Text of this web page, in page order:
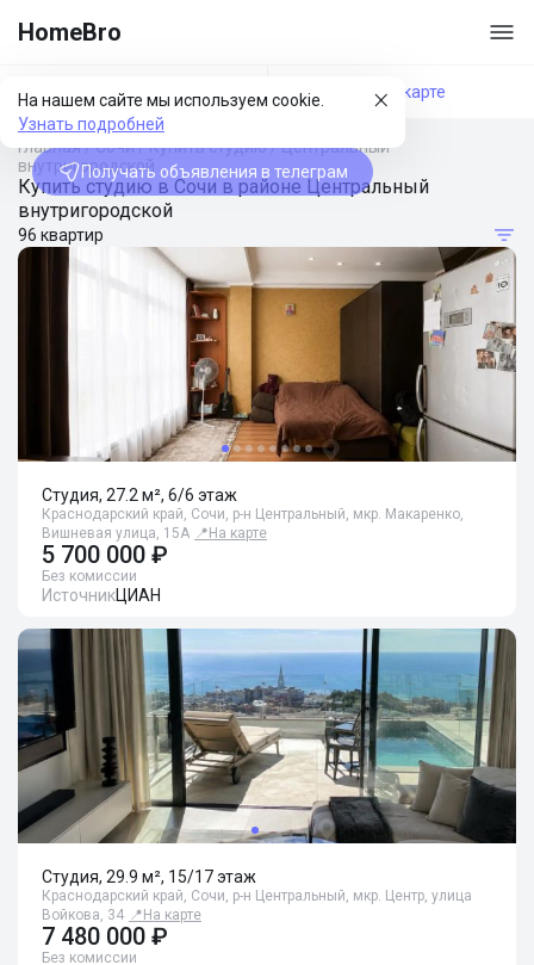
HomeBro
На нашем сайте мы используем cookie.
Узнать подробней
Получать объявления в телеграм
Фильтры На карте
Главная/Сочи/Купить студию/Центральный
внутригородской
Купить студию в Сочи в районе Центральный
внутригородской
96 квартир
Студия, 27.2 м², 6/6 этаж
Краснодарский край, Сочи, р-н Центральный, мкр. Макаренко,
Вишневая улица, 15А 📍 На карте
5 700 000 ₽
Без комиссии
ИсточникЦИАН
Студия, 29.9 м², 15/17 этаж
Краснодарский край, Сочи, р-н Центральный, мкр. Центр, улица
Войкова, 34 📍 На карте
7 480 000 ₽
Без комиссии